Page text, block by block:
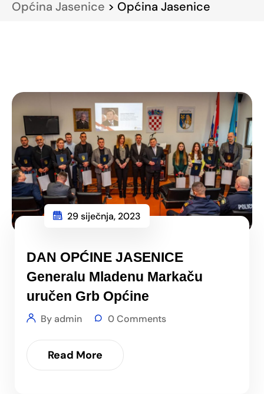
Općina Jasenice > Općina Jasenice
29 siječnja, 2023
DAN OPĆINE JASENICE
Generalu Mladenu Markaču
uručen Grb Općine
By admin 0 Comments
Read More